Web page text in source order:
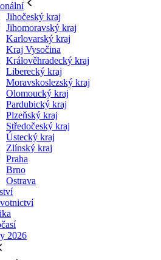
Jihočeský kraj
Jihomoravský kraj
Karlovarský kraj
Kraj Vysočina
Králověhradecký kraj
Liberecký kraj
Moravskoslezský kraj
Olomoucký kraj
Pardubický kraj
Plzeňský kraj
Středočeský kraj
Ústecký kraj
Zlínský kraj
Praha
Brno
Ostrava
2026